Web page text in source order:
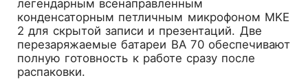
легендарным всенаправленным
конденсаторным петличным микрофоном MKE
2 для скрытой записи и презентаций. Две
перезаряжаемые батареи BA 70 обеспечивают
полную готовность к работе сразу после
распаковки.